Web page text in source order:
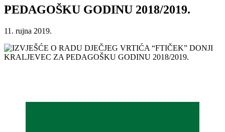
PEDAGOŠKU GODINU 2018/2019.
11. rujna 2019.